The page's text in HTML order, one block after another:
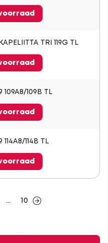
TRI 119G TL
109A8/109B TL
114B TL
... 10